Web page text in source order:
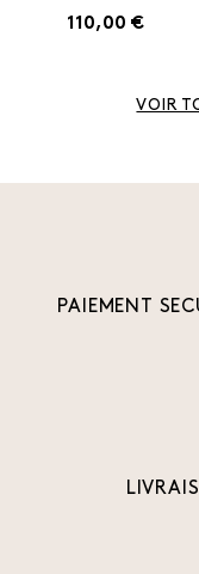
110,00 €
VOIR
PAIEMENT